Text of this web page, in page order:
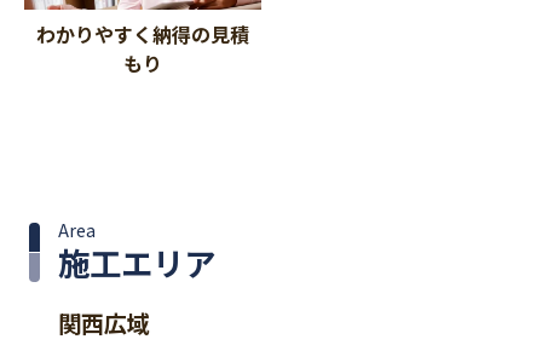
わかりやすく納得の見積
もり
施工エリア
Area
関西広域